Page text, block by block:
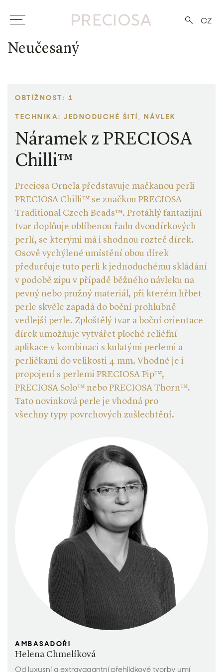
CZ
Neučesaný
OBTÍŽNOST: 1
TECHNIKA: JEDNODUCHÉ ŠITÍ, NÁVLEK
Náramek z PRECIOSA
Chilli™
Preciosa Ornela představuje mačkanou perli
PRECIOSA Chilli™ se značkou PRECIOSA
Traditional Czech Beads™. Protáhlý fantazijní
tvar doplňuje oblíbenou řadu dvoudírkových
perlí, se kterými má i shodnou rozteč dírek.
Osově vychýlené umístění obou dírek
předurčuje tuto perli k jednoduchému skládání
v podobě zipu v případě běžného návleku na
pevný nebo pružný materiál, při kterém hřbet
perle skvěle zapadá do boční prohlubně
vedlejší perle. Zploštělý tvar a boční orientace
dírek umožňuje vytvářet ploché reliéfní
aplikace v kombinaci s kulatými perlemi a
perličkami do velikosti 4 mm. Vhodné je i
propojení s perlemi PRECIOSA Pip™,
PRECIOSA Solo™ nebo PRECIOSA Thorn™.
Tato novinková perle je vhodná pro
všechny typy povrchových zušlechtění.
AMBASADOŘI
Helena Chmelíková
Od luxusní a extravagantní přehlídkové tvorby umí